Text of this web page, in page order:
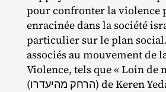
pour confronter la violence
enracinée dans la société
particulier sur le plan
associés au mouvement de
Violence, tels que « Loin de
(הרחק מהיעדרו) de Keren Yedaya, « Youth »